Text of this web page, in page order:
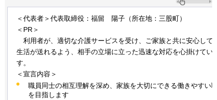
＜代表者＞代表取締役：福留 陽子（所在地：三股町）
＜PR＞
利 用者が、適切な介護サービスを受け、ご家族と共に安心して
生活が送れるよう、相手の立場に立った迅速な対応を心掛けてい
す。
＜宣言内容＞
職員同士の相互理解を深め、家族を大切にできる働きやすい
を目指します